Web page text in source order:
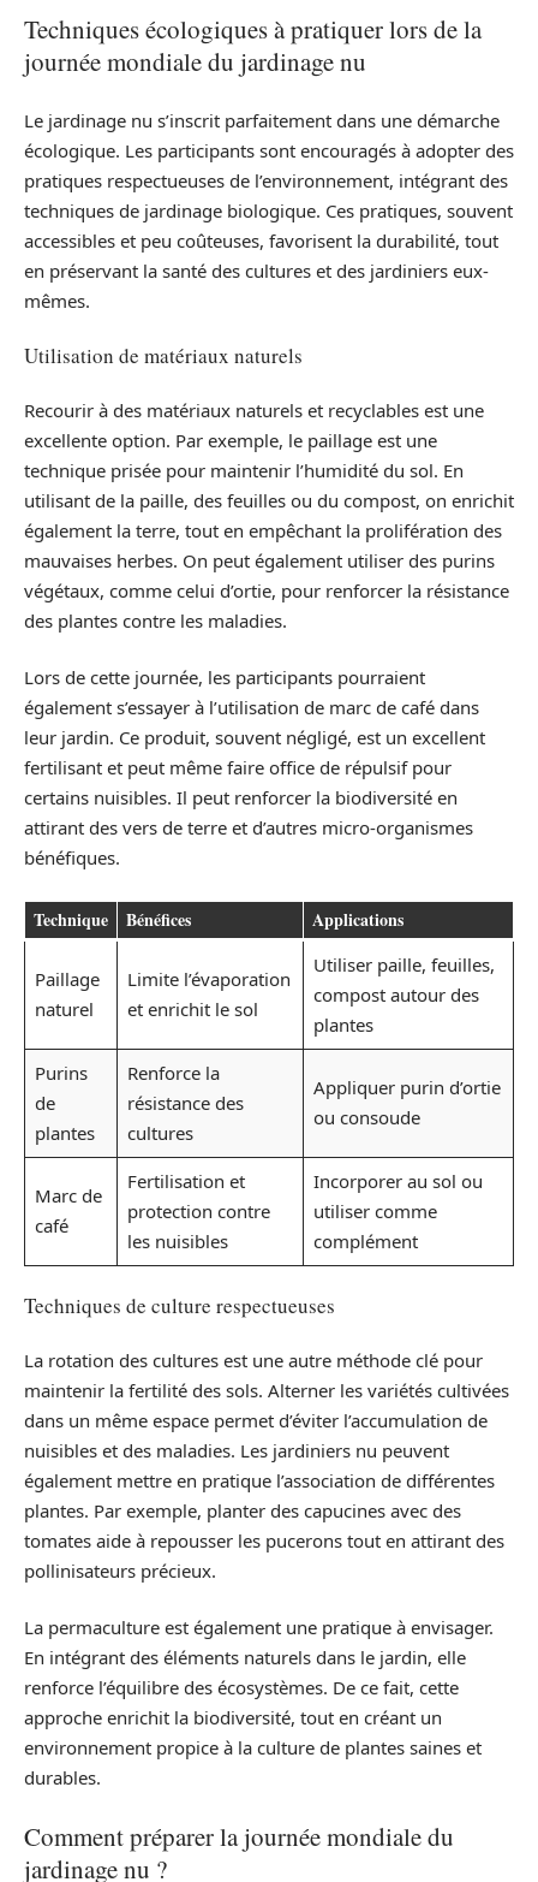
Techniques écologiques à pratiquer lors de la
journée mondiale du jardinage nu
Le jardinage nu s’inscrit parfaitement dans une démarche
écologique. Les participants sont encouragés à adopter des
pratiques respectueuses de l’environnement, intégrant des
techniques de jardinage biologique. Ces pratiques, souvent
accessibles et peu coûteuses, favorisent la durabilité, tout
en préservant la santé des cultures et des jardiniers eux-
mêmes.
Utilisation de matériaux naturels
Recourir à des matériaux naturels et recyclables est une
excellente option. Par exemple, le paillage est une
technique prisée pour maintenir l’humidité du sol. En
utilisant de la paille, des feuilles ou du compost, on enrichit
également la terre, tout en empêchant la prolifération des
mauvaises herbes. On peut également utiliser des purins
végétaux, comme celui d’ortie, pour renforcer la résistance
des plantes contre les maladies.
Lors de cette journée, les participants pourraient
également s’essayer à l’utilisation de marc de café dans
leur jardin. Ce produit, souvent négligé, est un excellent
fertilisant et peut même faire office de répulsif pour
certains nuisibles. Il peut renforcer la biodiversité en
attirant des vers de terre et d’autres micro-organismes
bénéfiques.
Technique Bénéfices Applications
Paillage
naturel
Limite l’évaporation
et enrichit le sol
Utiliser paille, feuilles,
compost autour des
plantes
Purins
de
plantes
Renforce la
résistance des
cultures
Appliquer purin d’ortie
ou consoude
Marc de
café
Fertilisation et
protection contre
les nuisibles
Incorporer au sol ou
utiliser comme
complément
Techniques de culture respectueuses
La rotation des cultures est une autre méthode clé pour
maintenir la fertilité des sols. Alterner les variétés cultivées
dans un même espace permet d’éviter l’accumulation de
nuisibles et des maladies. Les jardiniers nu peuvent
également mettre en pratique l’association de différentes
plantes. Par exemple, planter des capucines avec des
tomates aide à repousser les pucerons tout en attirant des
pollinisateurs précieux.
La permaculture est également une pratique à envisager.
En intégrant des éléments naturels dans le jardin, elle
renforce l’équilibre des écosystèmes. De ce fait, cette
approche enrichit la biodiversité, tout en créant un
environnement propice à la culture de plantes saines et
durables.
Comment préparer la journée mondiale du
jardinage nu ?